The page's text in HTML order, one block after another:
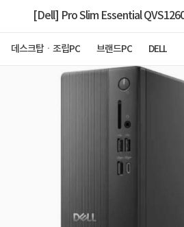
[Dell] Pro Slim Essential
(16GB*2)+1TB SSD 교체]
데스크탑ㆍ조립PC 브랜드PC DELL